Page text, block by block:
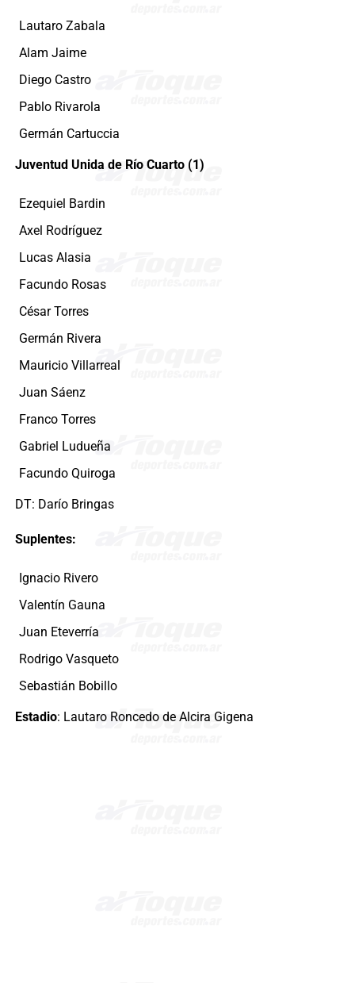
Lautaro Zabala
Alam Jaime
Diego Castro
Pablo Rivarola
Germán Cartuccia
Juventud Unida de Río Cuarto (1)
Ezequiel Bardin
Axel Rodríguez
Lucas Alasia
Facundo Rosas
César Torres
Germán Rivera
Mauricio Villarreal
Juan Sáenz
Franco Torres
Gabriel Ludueña
Facundo Quiroga
DT: Darío Bringas
Suplentes:
Ignacio Rivero
Valentín Gauna
Juan Eteverría
Rodrigo Vasqueto
Sebastián Bobillo
Estadio: Lautaro Roncedo de Alcira Gigena